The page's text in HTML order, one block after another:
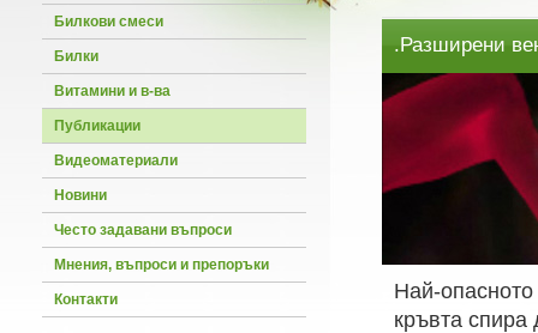
Билкови смеси
Билки
Витамини и в-ва
Публикации
Видеоматериали
Новини
Често задавани въпроси
Мнения, въпроси и препоръки
Контакти
.Разширени
Най-
кръвта